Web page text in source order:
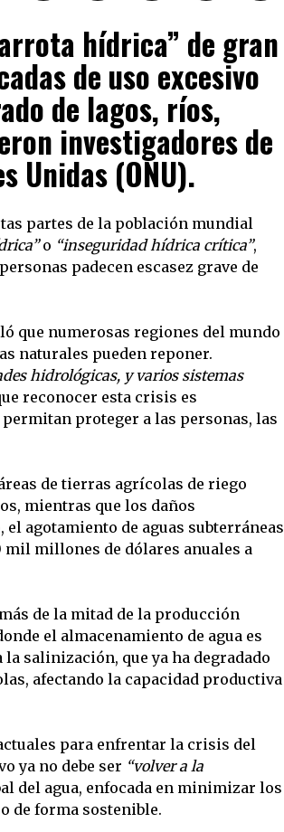
hídrica” de gran
de uso excesivo
de lagos, ríos,
investigadores de
Unidas (ONU).
partes de la población mundial
o “inseguridad hídrica crítica”,
padecen escasez grave de
que numerosas regiones del mundo
naturales pueden reponer.
hidrológicas, y varios sistemas
reconocer esta crisis es
proteger a las personas, las
de tierras agrícolas de riego
mientras que los daños
agotamiento de aguas subterráneas
millones de dólares anuales a
de la mitad de la producción
el almacenamiento de agua es
salinización, que ya ha degradado
afectando la capacidad productiva
para enfrentar la crisis del
ya no debe ser “volver a la
del agua, enfocada en minimizar los
de forma sostenible.